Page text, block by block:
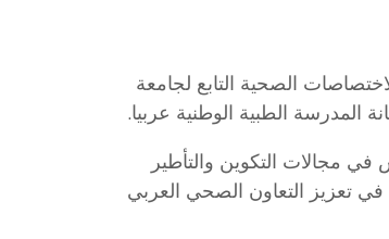
الصحية التابع لجامعة
المدرسة الطبية الوطنية عربيا.
مجالات التكوين والتأطير
تعزيز التعاون الصحي العربي